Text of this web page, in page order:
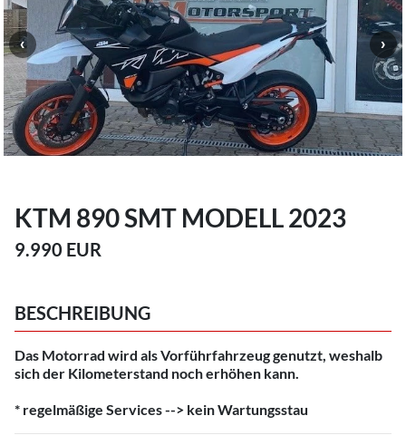
KTM 890 SMT MODELL 2023
9.990 EUR
BESCHREIBUNG
Das Motorrad wird als Vorführfahrzeug genutzt, weshalb
sich der Kilometerstand noch erhöhen kann.
* regelmäßige Services --> kein Wartungsstau